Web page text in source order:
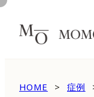
HOME 症例